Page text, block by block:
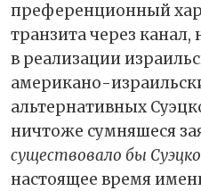
преференционный
транзита через
в реализации
американо-
альтернативных
ничтоже сумняшеся
существовало бы
настоящее время